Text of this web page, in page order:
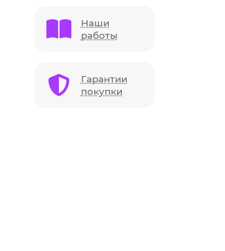
Наши
работы
Гарантии
покупки